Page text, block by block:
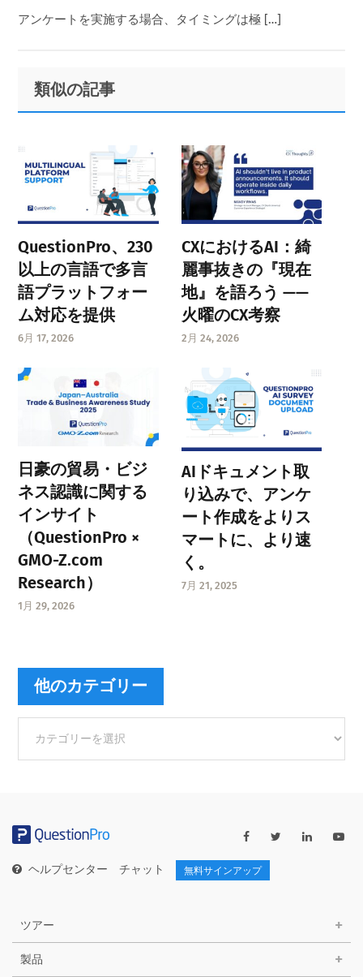
アンケートを実施する場合、タイミングは極 […]
Primary
Sidebar
Footer
類似の記事
QuestionPro、230
以上の言語で多言
語プラットフォー
ム対応を提供
6月 17, 2026
CXにおけるAI：綺
麗事抜きの『現在
地』を語ろう ——
火曜のCX考察
2月 24, 2026
日豪の貿易・ビジ
ネス認識に関する
インサイト
（QuestionPro ×
GMO-Z.com
Research）
1月 29, 2026
AIドキュメント取
り込みで、アンケ
ート作成をよりス
マートに、より速
く。
7月 21, 2025
他のカテゴリー
カ
ー
ヘルプセンター チャット 無料サインアップ
ツアー
製品